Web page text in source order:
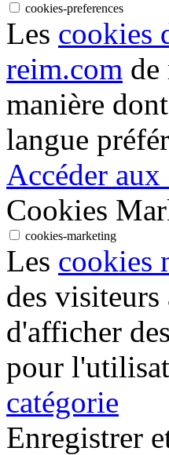
cookies-preferences
Les cookies
reim.com
manière
langue
Accéder aux
Cookies
cookies-marketing
Les cookies
des
d'afficher
pour
catégorie
Enregistrer